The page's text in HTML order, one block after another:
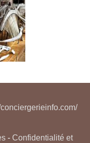
- Confidentialité et